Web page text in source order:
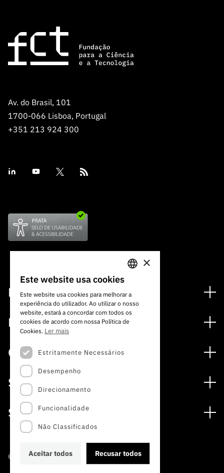
Av. do Brasil, 101
1700-066 Lisboa, Portugal
+351 213 924 300
Financiamento
Programas de Financiamento
Internacional
Prémios
Media
Notas de Imprensa
Subscrever Newsletter
Subscrever Direct Mail de Concursos
Agenda
Publicações
Concursos
Concursos Abertos
Concursos Previstos
Concursos Fechados
Calendarização FCT 2026
Serviços
Serviços digitais: Tecnologia para o Conhecimento
Arquivo, Documentação e Informação
Acesso a dados estatísticos para fins científicos –
Sobre
A FCT
Estudos e Planeamento Estratégico
Documentos de Gestão
©2022 · Fundação para a Ciência e a Tecnologia
PORTUGUESE
ENGLISH
×
Este website usa cookies
Este website usa cookies para melhorar a
experiência do utilizador. Ao utilizar o nosso
website, estará a concordar com todos os
cookies de acordo com nossa Política de
Cookies. Ler mais
Estritamente Necessários
Desempenho
Direcionamento
Funcionalidade
Não Classificados
Aceitar todos Recusar todos